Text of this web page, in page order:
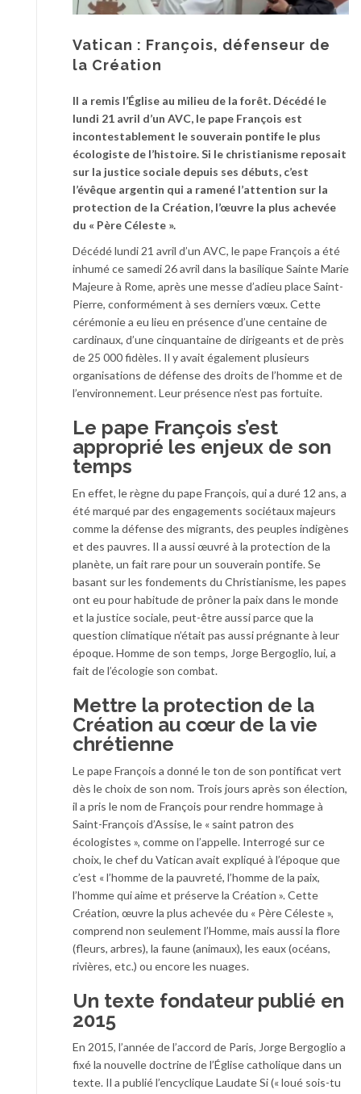
Vatican : François, défenseur de
la Création
Il a remis l’Église au milieu de la forêt. Décédé le
lundi 21 avril d’un AVC, le pape François est
incontestablement le souverain pontife le plus
écologiste de l’histoire. Si le christianisme reposait
sur la justice sociale depuis ses débuts, c’est
l’évêque argentin qui a ramené l’attention sur la
protection de la Création, l’œuvre la plus achevée
du « Père Céleste ».
Décédé lundi 21 avril d’un AVC, le pape François a été
inhumé ce samedi 26 avril dans la basilique Sainte Marie
Majeure à Rome, après une messe d’adieu place Saint-
Pierre, conformément à ses derniers vœux. Cette
cérémonie a eu lieu en présence d’une centaine de
cardinaux, d’une cinquantaine de dirigeants et de près
de 25 000 fidèles. Il y avait également plusieurs
organisations de défense des droits de l’homme et de
l’environnement. Leur présence n’est pas fortuite.
Le pape François s’est
approprié les enjeux de son
temps
En effet, le règne du pape François, qui a duré 12 ans, a
été marqué par des engagements sociétaux majeurs
comme la défense des migrants, des peuples indigènes
et des pauvres. Il a aussi œuvré à la protection de la
planète, un fait rare pour un souverain pontife. Se
basant sur les fondements du Christianisme, les papes
ont eu pour habitude de prôner la paix dans le monde
et la justice sociale, peut-être aussi parce que la
question climatique n’était pas aussi prégnante à leur
époque. Homme de son temps, Jorge Bergoglio, lui, a
fait de l’écologie son combat.
Mettre la protection de la
Création au cœur de la vie
chrétienne
Le pape François a donné le ton de son pontificat vert
dès le choix de son nom. Trois jours après son élection,
il a pris le nom de François pour rendre hommage à
Saint-François d’Assise, le « saint patron des
écologistes », comme on l’appelle. Interrogé sur ce
choix, le chef du Vatican avait expliqué à l’époque que
c’est « l’homme de la pauvreté, l’homme de la paix,
l’homme qui aime et préserve la Création ». Cette
Création, œuvre la plus achevée du « Père Céleste »,
comprend non seulement l’Homme, mais aussi la flore
(fleurs, arbres), la faune (animaux), les eaux (océans,
rivières, etc.) ou encore les nuages.
Un texte fondateur publié en
2015
En 2015, l’année de l’accord de Paris, Jorge Bergoglio a
fixé la nouvelle doctrine de l’Église catholique dans un
texte. Il a publié l’encyclique Laudate Si (« loué sois-tu